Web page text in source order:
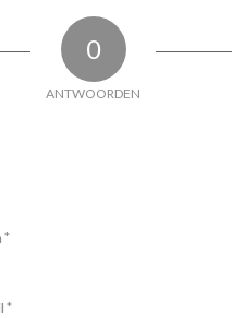
0
ANTWOORDEN
*
*